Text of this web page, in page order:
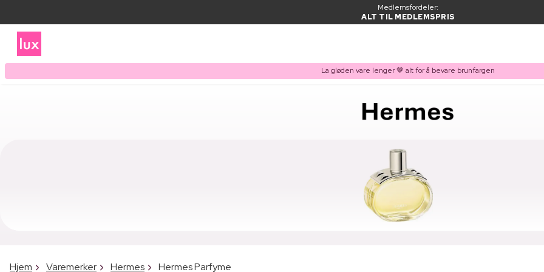
Medlemsfordeler:
ALT TIL MEDLEMSPRIS
La gløden vare lenger 🤎 alt for å bevare brunfargen
Hjem Varemerker Hermes Hermes Parfyme